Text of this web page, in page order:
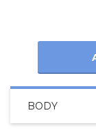
BODY